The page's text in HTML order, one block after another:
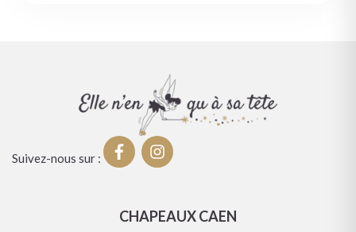
Suivez-nous sur :
CHAPEAUX CAEN